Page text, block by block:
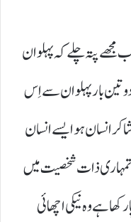
پتہ چلے کہ پہلوان
تین بار پہلوان سے اِس
انسان ہو ایسے انسان
ذات شخصیت میں
ہے وہ نیکی اچھائی